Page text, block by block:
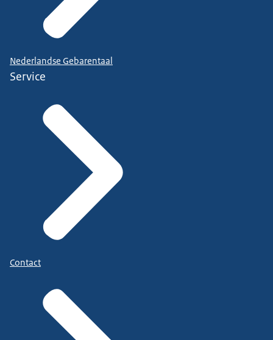
Nederlandse Gebarentaal
Service
Contact